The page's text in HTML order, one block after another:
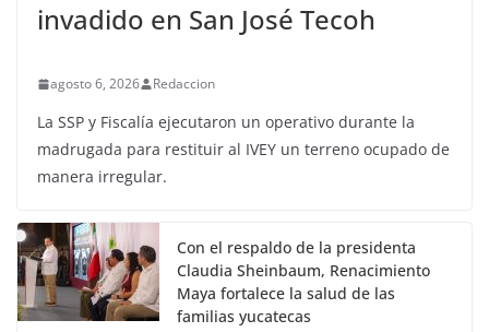
invadido en San José Tecoh
agosto 6, 2026 Redaccion
La SSP y Fiscalía ejecutaron un operativo durante la
madrugada para restituir al IVEY un terreno ocupado de
manera irregular.
Con el respaldo de la presidenta
Claudia Sheinbaum, Renacimiento
Maya fortalece la salud de las
familias yucatecas